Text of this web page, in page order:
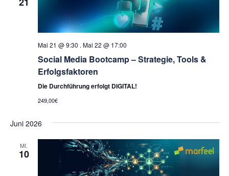
Mai 21 @ 9:30 . Mai 22 @ 17:00
Social Media Bootcamp – Strategie, Tools &
Erfolgsfaktoren
Die Durchführung erfolgt DIGITAL!
249,00€
Juni 2026
MI.
10